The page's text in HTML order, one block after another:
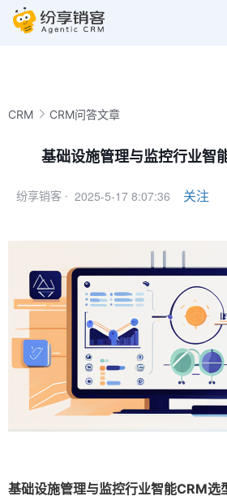
CRM CRM问答文章
基础设施管理与监控行业智
纷享销客 · 2025-5-17 8:07:36 关注
基础设施管理与监控行业智能CRM选